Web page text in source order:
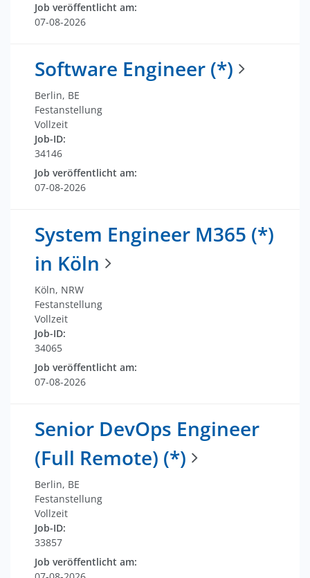
Job veröffentlicht am:
07-08-2026
Software Engineer (*)
Berlin, BE
Festanstellung
Vollzeit
Job-ID:
34146
Job veröffentlicht am:
07-08-2026
System Engineer M365 (*)
in Köln
Köln, NRW
Festanstellung
Vollzeit
Job-ID:
34065
Job veröffentlicht am:
07-08-2026
Senior DevOps Engineer
(Full Remote) (*)
Berlin, BE
Festanstellung
Vollzeit
Job-ID:
33857
Job veröffentlicht am: